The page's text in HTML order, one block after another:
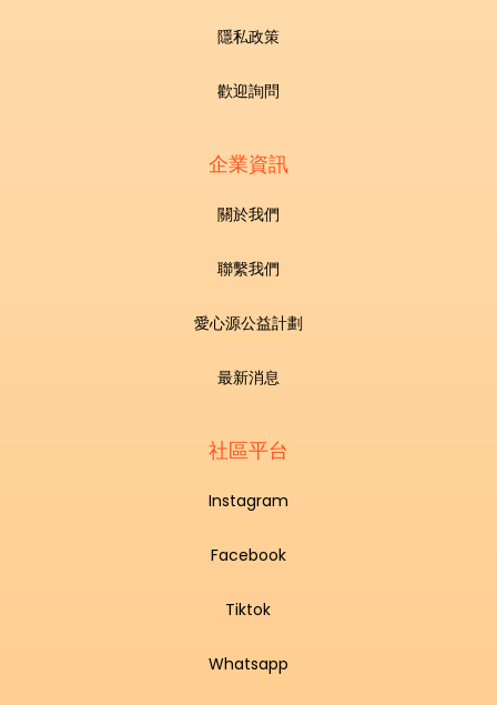
隱私政策
歡迎詢問
企業資訊
關於我們
聯繫我們
愛心源公益計劃
最新消息
社區平台
Instagram
Facebook
Tiktok
Whatsapp